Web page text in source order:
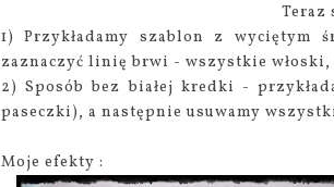
Teraz
1) Przykładamy szablon z wyciętym
zaznaczyć linię brwi - wszystkie włoski,
2) Sposób bez białej kredki -
paseczki), a następnie usuwamy
Moje efekty :